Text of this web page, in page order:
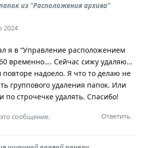
из "Расположения архива"
2024
я в “Управление расположением
временно…. Сейчас сижу удаляю…
повторе надоело. Я что то делаю не
группового удаления папок. Или
по строчечке удалять. Спасибо!
Ответить
сообщение.